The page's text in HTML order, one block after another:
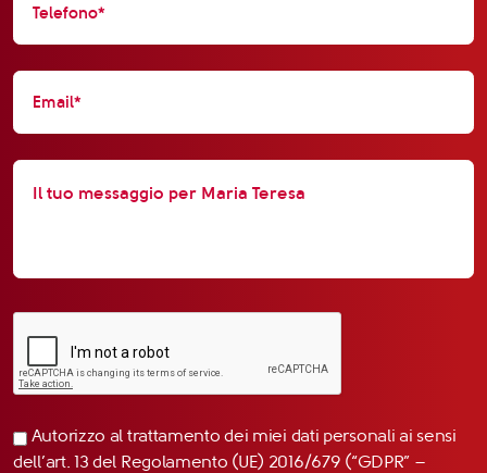
Autorizzo al trattamento dei miei dati personali ai sensi
dell’art. 13 del Regolamento (UE) 2016/679 (“GDPR” –